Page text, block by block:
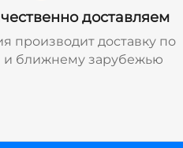
доставляем
производит доставку по
и ближнему зарубежью